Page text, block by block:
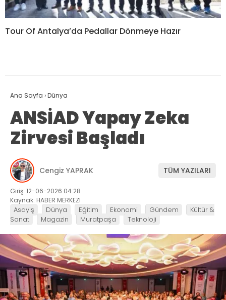
Tour Of Antalya’da Pedallar Dönmeye Hazır
Ana Sayfa ›Dünya
ANSİAD Yapay Zeka
Zirvesi Başladı
Cengiz YAPRAK TÜM YAZILARI
Giriş: 12-06-2026 04:28
Kaynak: HABER MERKEZI
Asayiş Dünya Eğitim Ekonomi Gündem
Kültür &
Sanat
Magazin Muratpaşa Teknoloji